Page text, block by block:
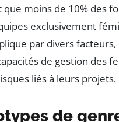
moins de 10% des
exclusivement
par divers
de gestion des
liés à leurs projets.
de